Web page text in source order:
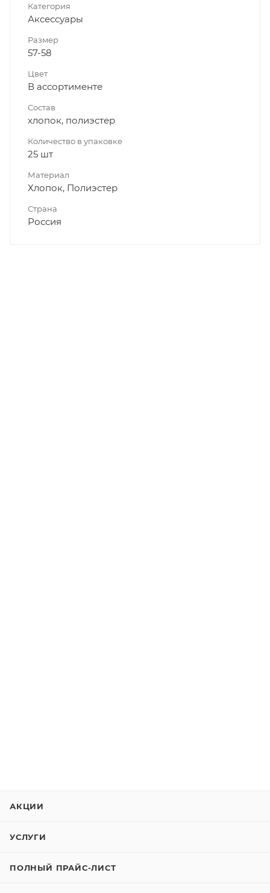
Категория
Аксессуары
Размер
57-58
Цвет
В ассортименте
Состав
хлопок, полиэстер
Количество в упаковке
25 шт
Материал
Хлопок, Полиэстер
Страна
Россия
АКЦИИ
УСЛУГИ
ПОЛНЫЙ ПРАЙС-ЛИСТ